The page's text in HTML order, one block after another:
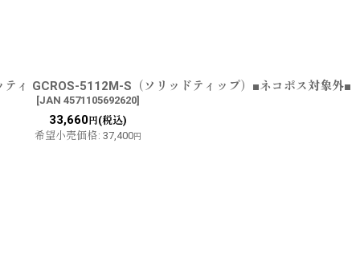
ィ GCROS-5112M-S（ソリッドティップ）■ネコポス対象外■
[JAN 4571105692620]
33,660 円(税込)
希望小売価格: 37,400円